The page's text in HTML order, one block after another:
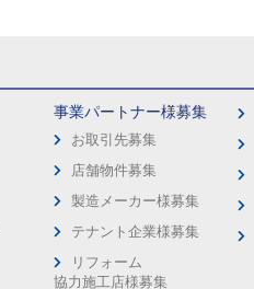
事業パートナー様募集
お取引先募集
店舗物件募集
製造メーカー様募集
テナント企業様募集
リフォーム
協力施工店様募集